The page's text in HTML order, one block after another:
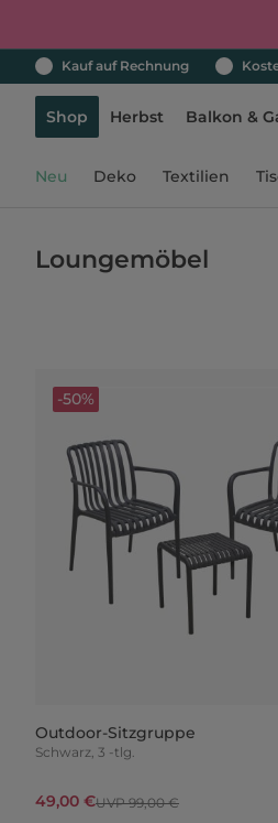
Kauf auf Rechnung
Shop Herbst Balkon &
Neu Deko Textilien
Loungemöbel
Outdoor-Sitzgruppe
Schwarz, 3 -tlg.
49,00 €UVP 99,00 €
-50%